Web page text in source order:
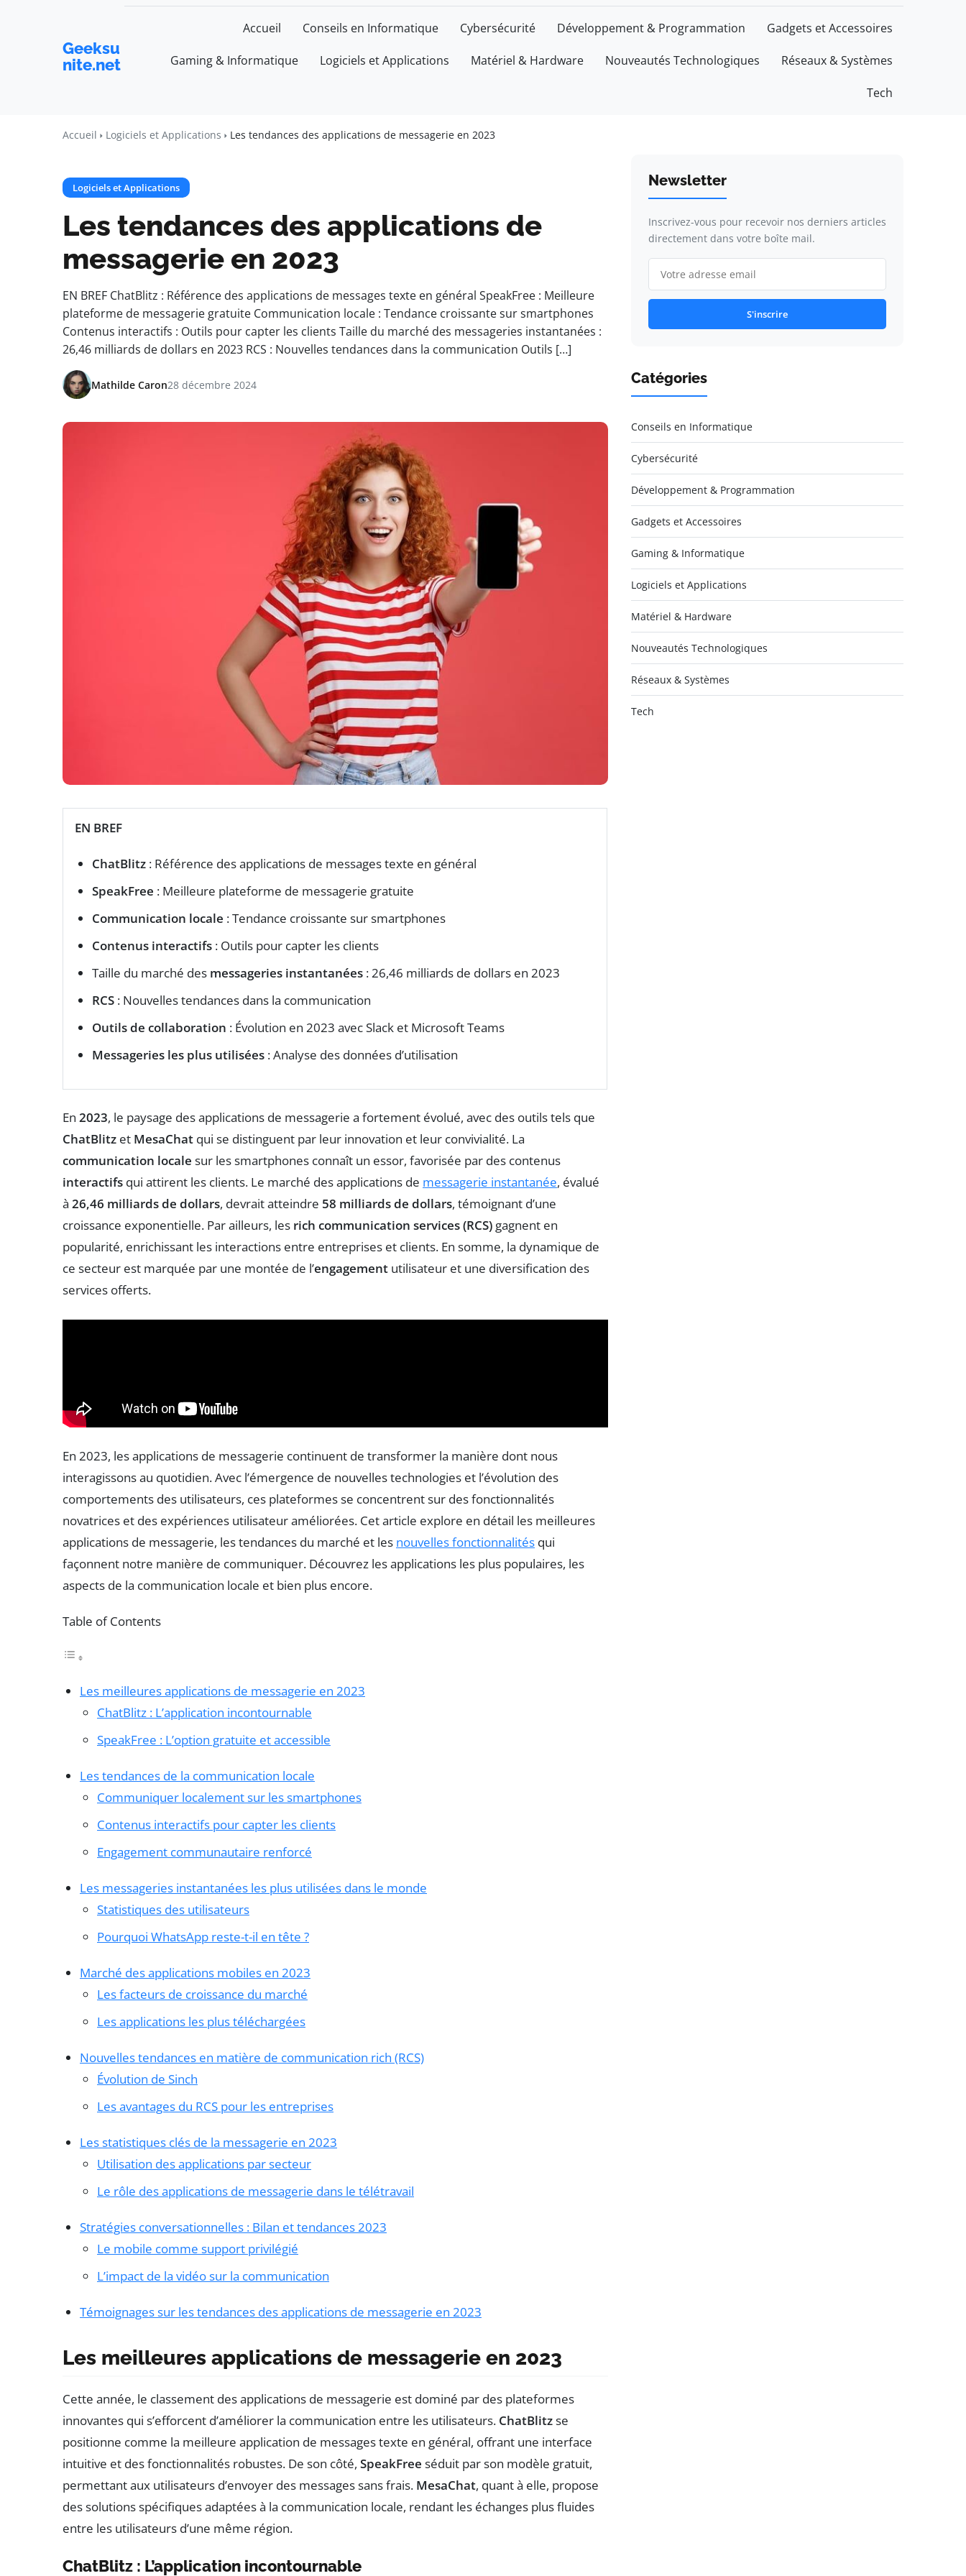
Geeksu
nite.net
Accueil Conseils en Informatique Cybersécurité Développement & Programmation Gadgets et Accessoires
Gaming & Informatique Logiciels et Applications Matériel & Hardware Nouveautés Technologiques Réseaux & Systèmes
Tech
Accueil Logiciels et Applications Les tendances des applications de messagerie en 2023
Logiciels et Applications
Les tendances des applications de
messagerie en 2023
EN BREF ChatBlitz : Référence des applications de messages texte en général SpeakFree : Meilleure
plateforme de messagerie gratuite Communication locale : Tendance croissante sur smartphones
Contenus interactifs : Outils pour capter les clients Taille du marché des messageries instantanées :
26,46 milliards de dollars en 2023 RCS : Nouvelles tendances dans la communication Outils […]
Mathilde Caron28 décembre 2024
EN BREF
ChatBlitz : Référence des applications de messages texte en général
SpeakFree : Meilleure plateforme de messagerie gratuite
Communication locale : Tendance croissante sur smartphones
Contenus interactifs : Outils pour capter les clients
Taille du marché des messageries instantanées : 26,46 milliards de dollars en 2023
RCS : Nouvelles tendances dans la communication
Outils de collaboration : Évolution en 2023 avec Slack et Microsoft Teams
Messageries les plus utilisées : Analyse des données d’utilisation
En 2023, le paysage des applications de messagerie a fortement évolué, avec des outils tels que
ChatBlitz et MesaChat qui se distinguent par leur innovation et leur convivialité. La
communication locale sur les smartphones connaît un essor, favorisée par des contenus
interactifs qui attirent les clients. Le marché des applications de messagerie instantanée, évalué
à 26,46 milliards de dollars, devrait atteindre 58 milliards de dollars, témoignant d’une
croissance exponentielle. Par ailleurs, les rich communication services (RCS) gagnent en
popularité, enrichissant les interactions entre entreprises et clients. En somme, la dynamique de
ce secteur est marquée par une montée de l’engagement utilisateur et une diversification des
services offerts.
En 2023, les applications de messagerie continuent de transformer la manière dont nous
interagissons au quotidien. Avec l’émergence de nouvelles technologies et l’évolution des
comportements des utilisateurs, ces plateformes se concentrent sur des fonctionnalités
novatrices et des expériences utilisateur améliorées. Cet article explore en détail les meilleures
applications de messagerie, les tendances du marché et les nouvelles fonctionnalités qui
façonnent notre manière de communiquer. Découvrez les applications les plus populaires, les
aspects de la communication locale et bien plus encore.
Table of Contents
Les meilleures applications de messagerie en 2023
ChatBlitz : L’application incontournable
SpeakFree : L’option gratuite et accessible
Les tendances de la communication locale
Communiquer localement sur les smartphones
Contenus interactifs pour capter les clients
Engagement communautaire renforcé
Les messageries instantanées les plus utilisées dans le monde
Statistiques des utilisateurs
Pourquoi WhatsApp reste-t-il en tête ?
Marché des applications mobiles en 2023
Les facteurs de croissance du marché
Les applications les plus téléchargées
Nouvelles tendances en matière de communication rich (RCS)
Évolution de Sinch
Les avantages du RCS pour les entreprises
Les statistiques clés de la messagerie en 2023
Utilisation des applications par secteur
Le rôle des applications de messagerie dans le télétravail
Stratégies conversationnelles : Bilan et tendances 2023
Le mobile comme support privilégié
L’impact de la vidéo sur la communication
Témoignages sur les tendances des applications de messagerie en 2023
Les meilleures applications de messagerie en 2023
Cette année, le classement des applications de messagerie est dominé par des plateformes
innovantes qui s’efforcent d’améliorer la communication entre les utilisateurs. ChatBlitzse
positionne comme la meilleure application de messages texte en général, offrant une interface
intuitive et des fonctionnalités robustes. De son côté, SpeakFree séduit par son modèle gratuit,
permettant aux utilisateurs d’envoyer des messages sans frais. MesaChat, quant à elle, propose
des solutions spécifiques adaptées à la communication locale, rendant les échanges plus fluides
entre les utilisateurs d’une même région.
ChatBlitz : L’application incontournable
Newsletter
Inscrivez-vous pour recevoir nos derniers articles
directement dans votre boîte mail.
S'inscrire
Catégories
Conseils en Informatique
Cybersécurité
Développement & Programmation
Gadgets et Accessoires
Gaming & Informatique
Logiciels et Applications
Matériel & Hardware
Nouveautés Technologiques
Réseaux & Systèmes
Tech